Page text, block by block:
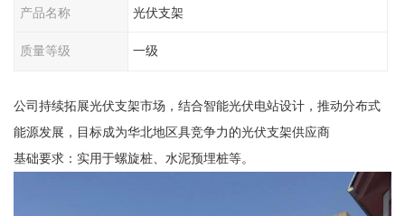
产品名称 光伏支架
质量等级 一级
公司持续拓展光伏支架市场，结合智能光伏电站设计，推动分布式
能源发展，目标成为华北地区具竞争力的光伏支架供应商
基础要求：实用于螺旋桩、水泥预埋桩等。